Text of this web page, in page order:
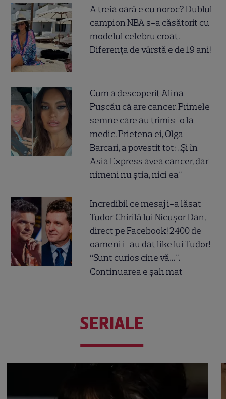
A treia oară e cu noroc? Dublul
campion NBA s-a căsătorit cu
modelul celebru croat.
Diferența de vârstă e de 19 ani!
Cum a descoperit Alina
Pușcău că are cancer. Primele
semne care au trimis-o la
medic. Prietena ei, Olga
Barcari, a povestit tot: „Și în
Asia Express avea cancer, dar
nimeni nu știa, nici ea”
Incredibil ce mesaj i-a lăsat
Tudor Chirilă lui Nicușor Dan,
direct pe Facebook! 2400 de
oameni i-au dat like lui Tudor!
“Sunt curios cine vă…”.
Continuarea e șah mat
SERIALE